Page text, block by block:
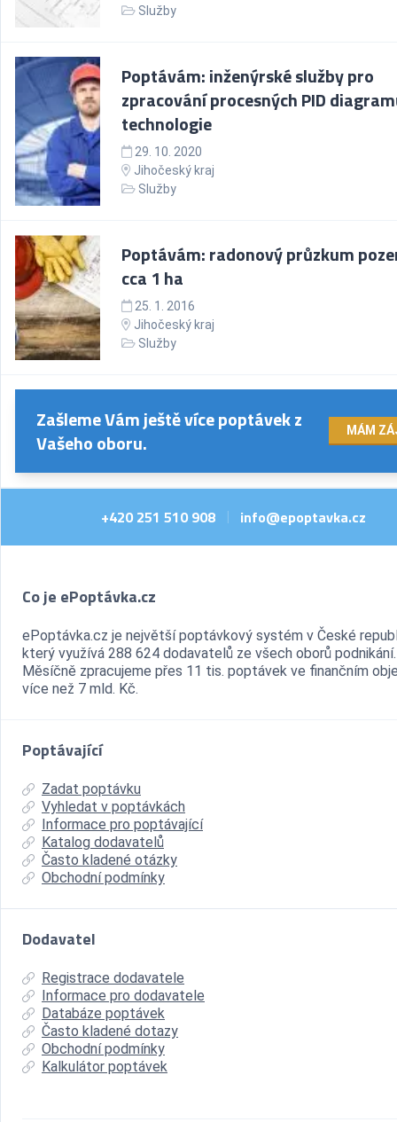
Služby
Poptávám: inženýrské služby pro
zpracování procesných PID
technologie
29. 10. 2020
Jihočeský kraj
Služby
Poptávám: radonový průzkum
cca 1 ha
25. 1. 2016
Jihočeský kraj
Služby
Zašleme Vám ještě více poptávek z
Vašeho oboru.
MÁM
+420 251 510 908 | info@epoptavka.cz
Co je ePoptávka.cz
ePoptávka.cz je největší poptávkový systém v České
který využívá 288 624 dodavatelů ze všech oborů podnikání.
Měsíčně zpracujeme přes 11 tis. poptávek ve finančním
více než 7 mld. Kč.
Poptávající
Zadat poptávku
Vyhledat v poptávkách
Informace pro poptávající
Katalog dodavatelů
Často kladené otázky
Obchodní podmínky
Dodavatel
Registrace dodavatele
Informace pro dodavatele
Databáze poptávek
Často kladené dotazy
Obchodní podmínky
Kalkulátor poptávek